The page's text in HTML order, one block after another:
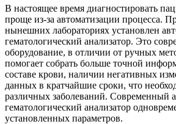
В настоящее время диагностировать
проще из-за автоматизации процесса.
нынешних лабораториях установлен
гематологический анализатор. Это
оборудование, в отличии от ручных
помогает собрать больше точной
составе крови, наличии негативных
данных в кратчайшие сроки, что
различных заболеваний. Современный
гематологический анализатор
установленных параметров.